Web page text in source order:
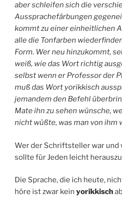
aber schleifen sich die
Aussprachefärbungen
kommt zu einer einheitlichen
alle die Tonfarben
Form. Wer neu hinzukommt,
weiß, wie das Wort richtig
selbst wenn er Professor der
muß das Wort yorikkisch
jemandem den Befehl
Mate ihn zu sehen wünsche,
nicht wüßte, was man von ihm
Wer der Schriftsteller war und
sollte für Jeden leicht
Die Sprache, die ich heute,
höre ist zwar kein yorikkisch